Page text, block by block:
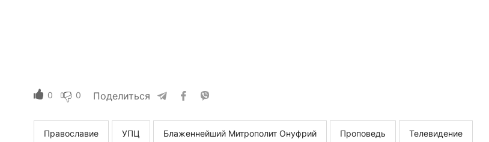
0 0 Поделиться
Православие УПЦ Блаженнейший Митрополит Онуфрий Проповедь Телевидение